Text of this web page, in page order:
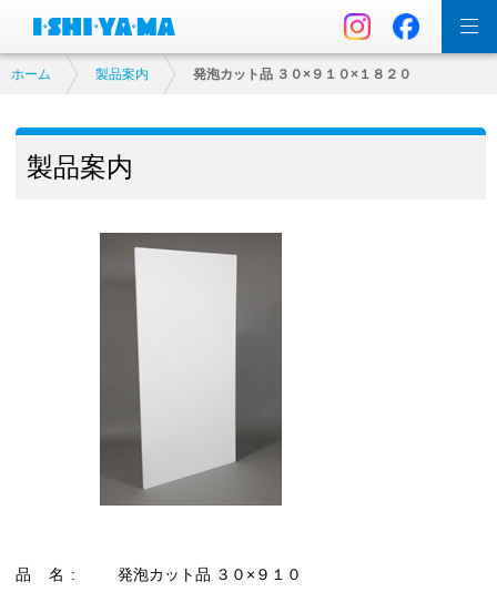
ホーム 製品案内 発泡カット品 ３０×９１０×１８２０
製品案内
品 名 :
発泡カット品 ３０×９１０